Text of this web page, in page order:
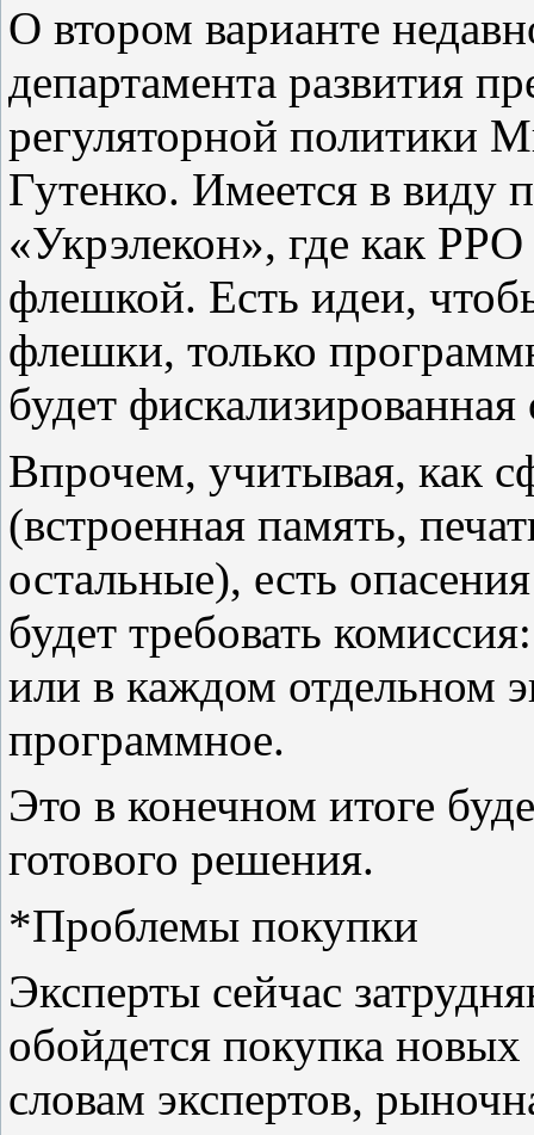
О втором варианте
департамента развития
регуляторной политики
Гутенко. Имеется в виду
«Укрэлекон», где как РРО
флешкой. Есть идеи,
флешки, только
будет
Впрочем, учитывая, как
(встроенная память,
остальные), есть
будет требовать
или в каждом отдельном
программное.
Это в конечном итоге
готового решения.
*Проблемы покупки
Эксперты сейчас
обойдется покупка
словам экспертов,